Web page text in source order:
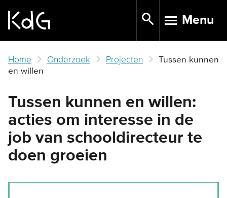
main
TOGGLE
Menu
Home Onderzoek Projecten
Tussen kunnen
en willen
Tussen kunnen en willen:
acties om interesse in de
job van schooldirecteur te
doen groeien